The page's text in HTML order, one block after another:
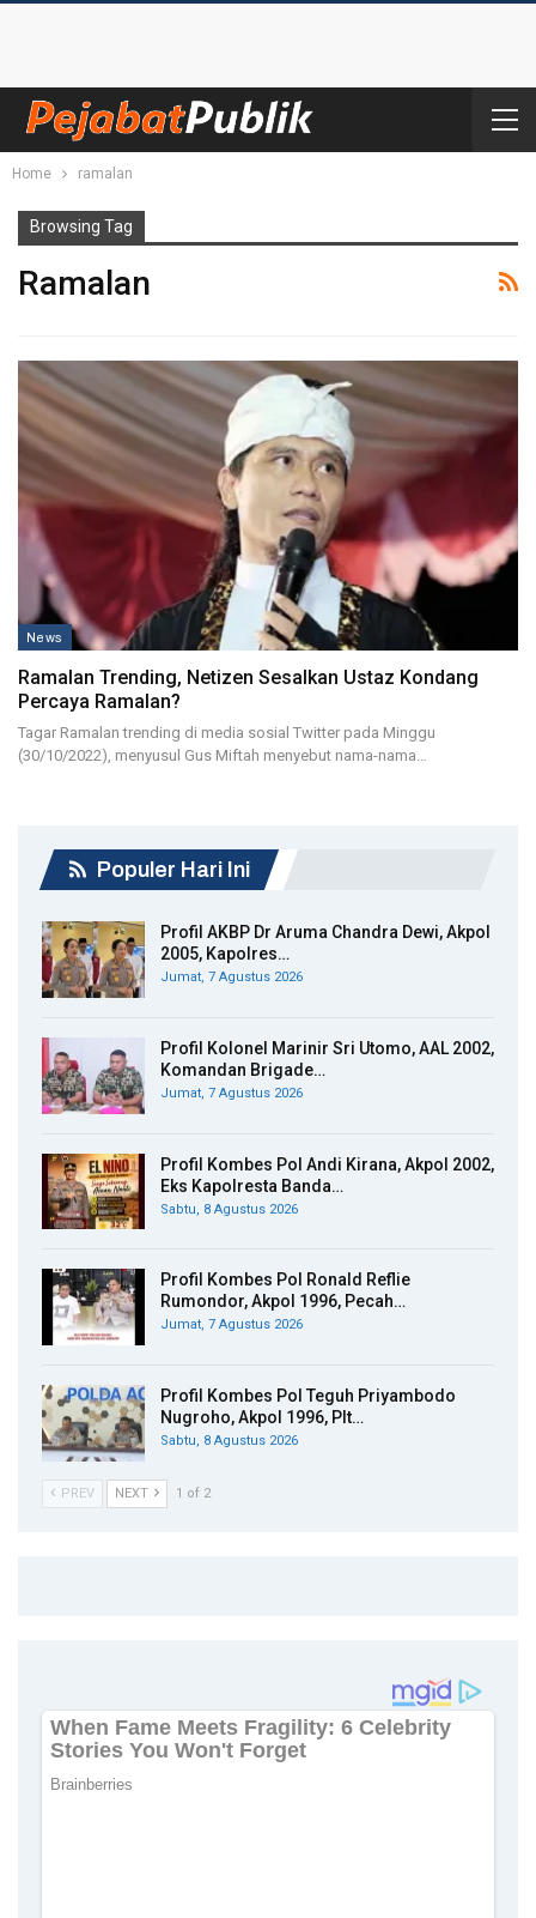
Home ramalan
Browsing Tag
Ramalan
News
Ramalan Trending, Netizen Sesalkan Ustaz Kondang
Percaya Ramalan?
Tagar Ramalan trending di media sosial Twitter pada Minggu
(30/10/2022), menyusul Gus Miftah menyebut nama-nama…
Populer Hari Ini
Profil AKBP Dr Aruma Chandra Dewi, Akpol
2005, Kapolres…
Jumat, 7 Agustus 2026
Profil Kolonel Marinir Sri Utomo, AAL 2002,
Komandan Brigade…
Jumat, 7 Agustus 2026
Profil Kombes Pol Andi Kirana, Akpol 2002,
Eks Kapolresta Banda…
Sabtu, 8 Agustus 2026
Profil Kombes Pol Ronald Reflie
Rumondor, Akpol 1996, Pecah…
Jumat, 7 Agustus 2026
Profil Kombes Pol Teguh Priyambodo
Nugroho, Akpol 1996, Plt…
Sabtu, 8 Agustus 2026
PREV NEXT 1 of 2